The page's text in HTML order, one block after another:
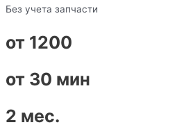
Без учета запчасти
от 1200
от 30 мин
2 мес.